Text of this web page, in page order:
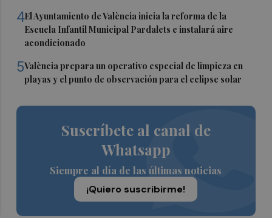
4El Ayuntamiento de València inicia la reforma de la
Escuela Infantil Municipal Pardalets e instalará aire
acondicionado
5València prepara un operativo especial de limpieza en
playas y el punto de observación para el eclipse solar
Suscríbete al canal de
Whatsapp
Siempre al día de las últimas noticias
¡Quiero suscribirme!